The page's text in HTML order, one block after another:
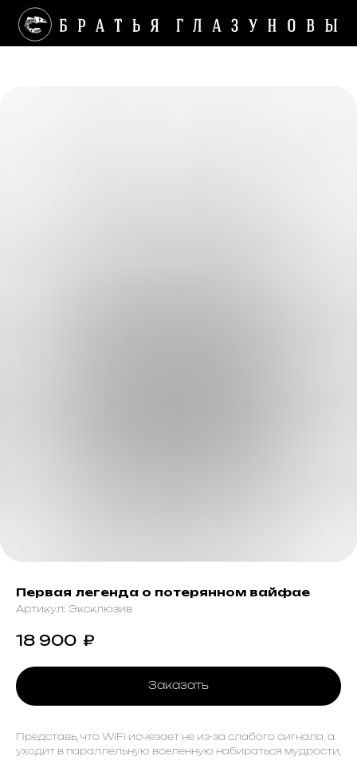
Первая легенда о потерянном вайфае
Артикул: Эксклюзив
18 900 ₽
Заказать
Представь, что WiFi исчезает не из-за слабого сигнала, а
уходит в параллельную вселенную набираться мудрости,